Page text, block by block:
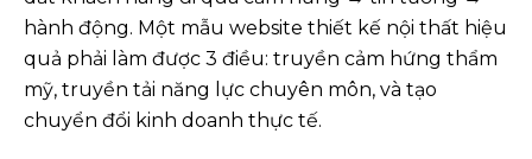
hành động. Một mẫu website thiết kế nội thất hiệu
quả phải làm được 3 điều: truyền cảm hứng thẩm
mỹ, truyền tải năng lực chuyên môn, và tạo
chuyển đổi kinh doanh thực tế.